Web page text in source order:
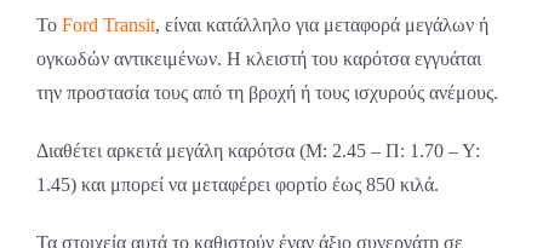
Το Ford Transit, είναι κατάλληλο για μεταφορά μεγάλων ή
ογκωδών αντικειμένων. Η κλειστή του καρότσα εγγυάται
την προστασία τους από τη βροχή ή τους ισχυρούς ανέμους.
Διαθέτει αρκετά μεγάλη καρότσα (Μ: 2.45 – Π: 1.70 – Υ:
1.45) και μπορεί να μεταφέρει φορτίο έως 850 κιλά.
Τα στοιχεία αυτά το καθιστούν έναν άξιο συνεργάτη σε